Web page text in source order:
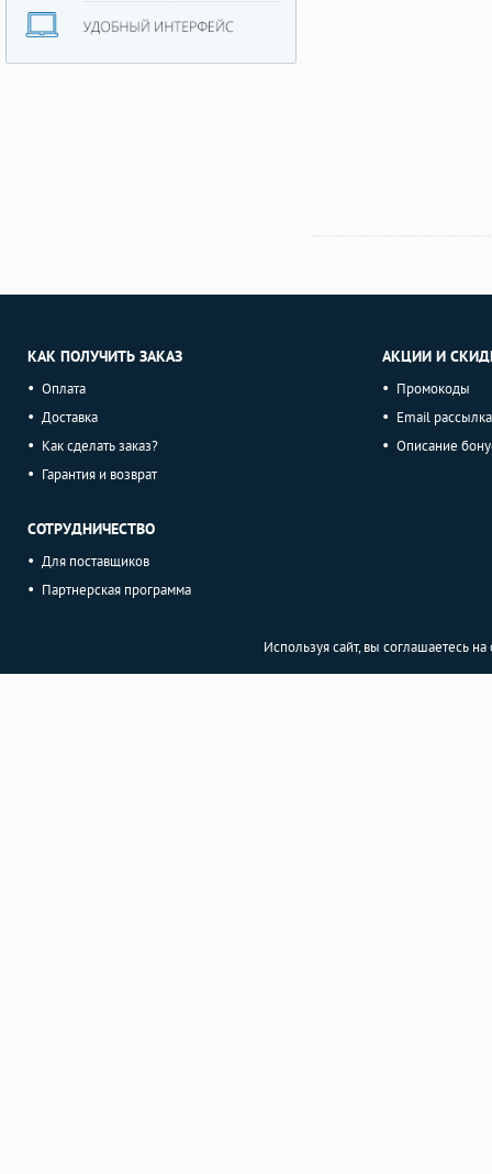
КАК ПОЛУЧИТЬ ЗАКАЗ
Оплата
Доставка
Как сделать заказ?
Гарантия и возврат
СОТРУДНИЧЕСТВО
Для поставщиков
Партнерская программа
АКЦИИ И
Промокоды
Email рассылка
Описание
Используя сайт, вы соглашаетесь